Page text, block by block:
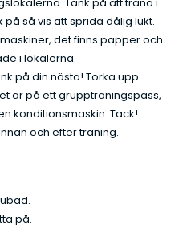
så vis att sprida dålig lukt.
det finns papper och
i lokalerna.
på din nästa! Torka upp
är på ett gruppträningspass,
konditionsmaskin. Tack!
och efter träning.
på.